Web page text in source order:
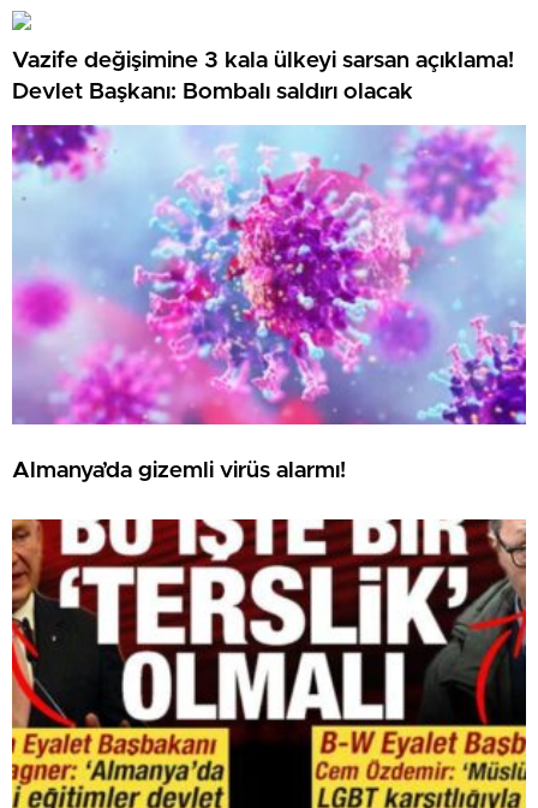
Vazife değişimine 3 kala ülkeyi sarsan açıklama!
Devlet Başkanı: Bombalı saldırı olacak
Almanya’da gizemli virüs alarmı!